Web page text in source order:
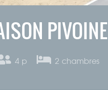
4 p 2 chambres